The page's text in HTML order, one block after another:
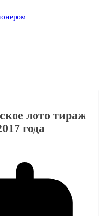
лото тираж
года